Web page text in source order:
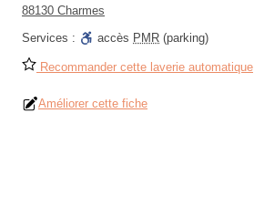
88130 Charmes
Services :
accès PMR (parking)
Recommander cette laverie automatique
Améliorer cette fiche